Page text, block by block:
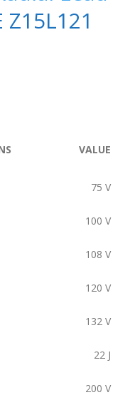
Z15L121
VALUE
75 V
100 V
108 V
120 V
132 V
22 J
200 V